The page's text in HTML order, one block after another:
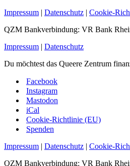
Impressum | Datenschutz | Cookie-
QZM Bankverbindung: VR Bank
Impressum | Datenschutz
Du möchtest das Queere Zentrum
Facebook
Instagram
Mastodon
iCal
Cookie-Richtlinie (EU)
Spenden
Impressum | Datenschutz | Cookie-
QZM Bankverbindung: VR Bank